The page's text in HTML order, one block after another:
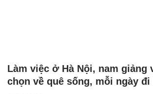
Làm việc ở Hà Nội, nam giảng
chọn về quê sống, mỗi ngày đi